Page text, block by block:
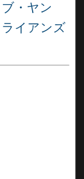
・ヤン
イアンズ